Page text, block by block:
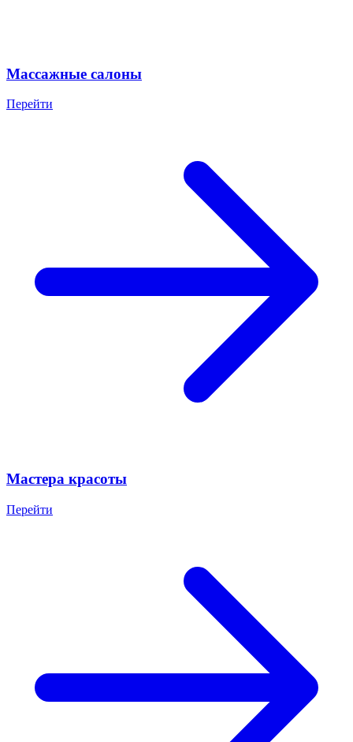
Массажные салоны
Перейти
Мастера красоты
Перейти